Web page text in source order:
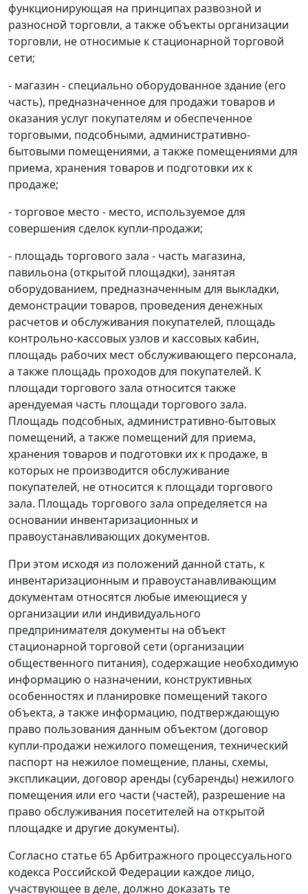
функционирующая на принципах развозной и
разносной торговли, а также объекты организации
торговли, не относимые к стационарной торговой
сети;
- магазин - специально оборудованное здание (его
часть), предназначенное для продажи товаров и
оказания услуг покупателям и обеспеченное
торговыми, подсобными, административно-
бытовыми помещениями, а также помещениями для
приема, хранения товаров и подготовки их к
продаже;
- торговое место - место, используемое для
совершения сделок купли-продажи;
- площадь торгового зала - часть магазина,
павильона (открытой площадки), занятая
оборудованием, предназначенным для выкладки,
демонстрации товаров, проведения денежных
расчетов и обслуживания покупателей, площадь
контрольно-кассовых узлов и кассовых кабин,
площадь рабочих мест обслуживающего персонала,
а также площадь проходов для покупателей. К
площади торгового зала относится также
арендуемая часть площади торгового зала.
Площадь подсобных, административно-бытовых
помещений, а также помещений для приема,
хранения товаров и подготовки их к продаже, в
которых не производится обслуживание
покупателей, не относится к площади торгового
зала. Площадь торгового зала определяется на
основании инвентаризационных и
правоустанавливающих документов.
При этом исходя из положений данной стать, к
инвентаризационным и правоустанавливающим
документам относятся любые имеющиеся у
организации или индивидуального
предпринимателя документы на объект
стационарной торговой сети (организации
общественного питания), содержащие необходимую
информацию о назначении, конструктивных
особенностях и планировке помещений такого
объекта, а также информацию, подтверждающую
право пользования данным объектом (договор
купли-продажи нежилого помещения, технический
паспорт на нежилое помещение, планы, схемы,
экспликации, договор аренды (субаренды) нежилого
помещения или его части (частей), разрешение на
право обслуживания посетителей на открытой
площадке и другие документы).
Согласно статье 65Арбитражного процессуального
кодекса Российской Федерации каждое лицо,
участвующее в деле, должно доказать те